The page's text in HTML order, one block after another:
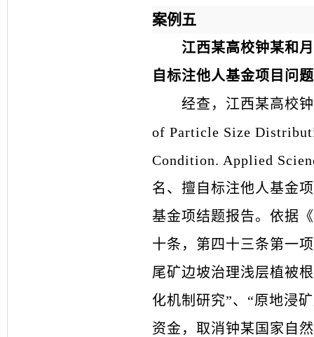
案例五
江西某高校钟某和
自标注他人基金项目问题
经查，江西某高校
of Particle Size
Condition. Applied
名、擅自标注他人基金
基金项结题报告。依据
十条，第四十三条第一
尾矿边坡治理浅层植被
化机制研究”、“原地浸
资金，取消钟某国家自